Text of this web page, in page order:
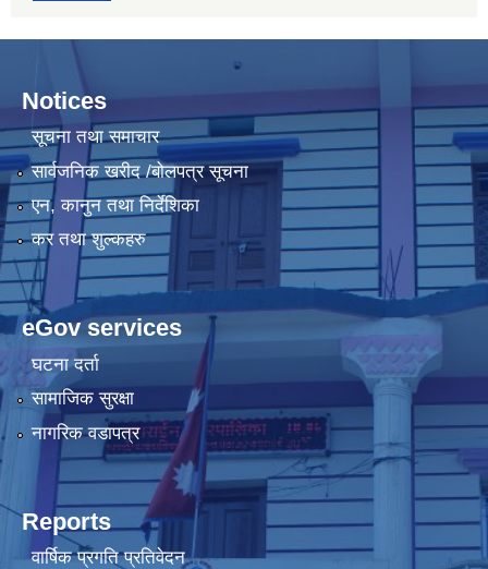
Notices
सूचना तथा समाचार
सार्वजनिक खरीद /बोलपत्र सूचना
एन, कानुन तथा निर्देशिका
कर तथा शुल्कहरु
eGov services
घटना दर्ता
सामाजिक सुरक्षा
नागरिक वडापत्र
Reports
वार्षिक प्रगति प्रतिवेदन